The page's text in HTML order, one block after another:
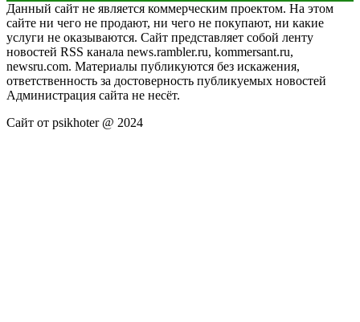
Данный сайт не является коммерческим проектом. На этом
сайте ни чего не продают, ни чего не покупают, ни какие
услуги не оказываются. Сайт представляет собой ленту
новостей RSS канала news.rambler.ru, kommersant.ru,
newsru.com. Материалы публикуются без искажения,
ответственность за достоверность публикуемых новостей
Администрация сайта не несёт.
Сайт от psikhoter @ 2024